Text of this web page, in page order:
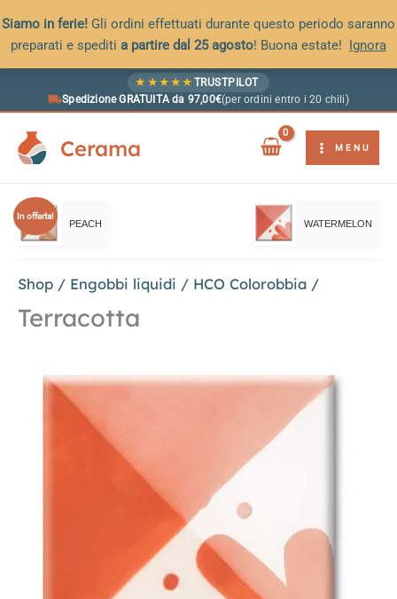
Siamo in ferie! Gli ordini effettuati durante questo periodo saranno
preparati e spediti a partire dal 25 agosto! Buona estate! Ignora
★ ★ ★ ★ ★ TRUSTPILOT
Spedizione GRATUITA da 97,00€(per ordini entro i 20 chili)
Cerama MENU
In offerta!
PEACH WATERMELON
Shop / Engobbi liquidi / HCO Colorobbia /
Terracotta